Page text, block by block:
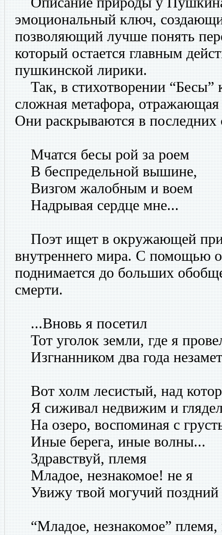
эмоциональный ключ,
позволяющий лучше понять
который остается главным
пушкинской лирики.
Так, в стихотворении “Бесы”
сложная метафора,
Они раскрываются в последних
Мчатся бесы рой за роем
В беспредельной вышине,
Визгом жалобным и воем
Надрывая сердце мне...
Поэт ищет в окружающей
внутреннего мира. С помощью
поднимается до больших
смерти.
...Вновь я посетил
Тот уголок земли, где я
Изгнанником два года
Вот холм лесистый, над
Я сиживал недвижим и
На озеро, воспоминая с
Иные берега, иные волны...
Здравствуй, племя
Младое, незнакомое! не я
Увижу твой могучий поздний
“Младое, незнакомое” племя,